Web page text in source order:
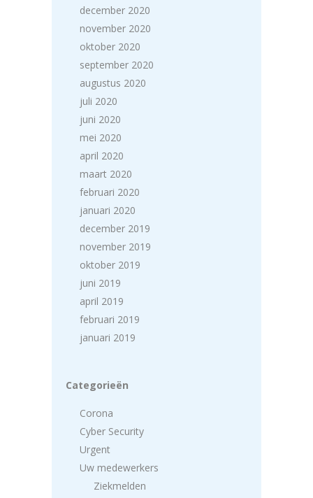
december 2020
november 2020
oktober 2020
september 2020
augustus 2020
juli 2020
juni 2020
mei 2020
april 2020
maart 2020
februari 2020
januari 2020
december 2019
november 2019
oktober 2019
juni 2019
april 2019
februari 2019
januari 2019
Categorieën
Corona
Cyber Security
Urgent
Uw medewerkers
Ziekmelden